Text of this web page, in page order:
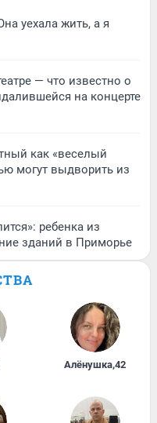
уехала жить, а я
— что известно о
на концерте
как «веселый
могут выдворить из
ребенка из
зданий в Приморье
Алёнушка,42